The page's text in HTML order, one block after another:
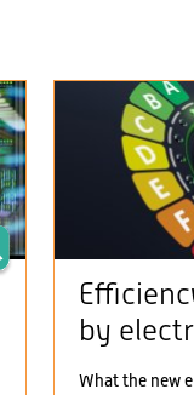
by
What the new